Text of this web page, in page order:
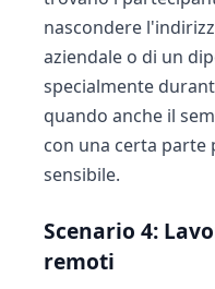
nascondere
aziendale o di un
specialmente
quando anche il
con una certa
sensibile.
Scenario 4:
remoti